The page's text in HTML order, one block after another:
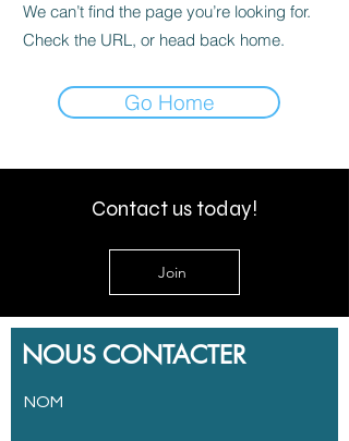
We can’t find the page you’re looking for.
Check the URL, or head back home.
Go Home
Contact us today!
Join
NOUS CONTACTER
NOM